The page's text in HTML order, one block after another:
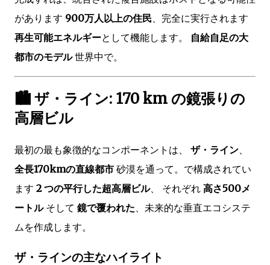
があります 900万人以上の住民、完全に実行されます
再生可能エネルギーとして機能します。 自給自足の大
都市のモデル世界中で。
🏙 ザ・ライン: 170 km の鏡張りの
高層ビル
最初の最も象徴的なコンポーネントは、 ザ・ライン、
全長170kmの直線都市 砂漠を通って。で構成されてい
ます 2 つの平行した超高層ビル、 それぞれ 高さ500メ
ートルそして 鏡で覆われた、未来的な垂直エコシステ
ムを作成します。
ザ・ラインの主なハイライト